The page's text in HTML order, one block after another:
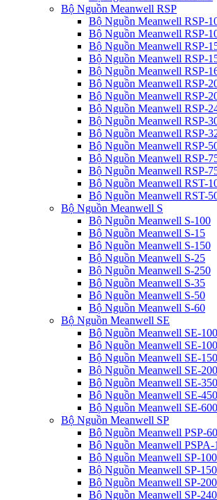
Bộ Nguồn Meanwell RSP
Bộ Nguồn Meanwell RSP-
Bộ Nguồn Meanwell RSP-
Bộ Nguồn Meanwell RSP-
Bộ Nguồn Meanwell RSP-
Bộ Nguồn Meanwell RSP-
Bộ Nguồn Meanwell RSP-
Bộ Nguồn Meanwell RSP-
Bộ Nguồn Meanwell RSP-
Bộ Nguồn Meanwell RSP-
Bộ Nguồn Meanwell RSP-
Bộ Nguồn Meanwell RSP-
Bộ Nguồn Meanwell RSP-
Bộ Nguồn Meanwell RSP-
Bộ Nguồn Meanwell RST-
Bộ Nguồn Meanwell RST-
Bộ Nguồn Meanwell S
Bộ Nguồn Meanwell S-100
Bộ Nguồn Meanwell S-15
Bộ Nguồn Meanwell S-150
Bộ Nguồn Meanwell S-25
Bộ Nguồn Meanwell S-250
Bộ Nguồn Meanwell S-35
Bộ Nguồn Meanwell S-50
Bộ Nguồn Meanwell S-60
Bộ Nguồn Meanwell SE
Bộ Nguồn Meanwell SE-100
Bộ Nguồn Meanwell SE-
Bộ Nguồn Meanwell SE-
Bộ Nguồn Meanwell SE-200
Bộ Nguồn Meanwell SE-350
Bộ Nguồn Meanwell SE-450
Bộ Nguồn Meanwell SE-600
Bộ Nguồn Meanwell SP
Bộ Nguồn Meanwell PSP-
Bộ Nguồn Meanwell PSPA-
Bộ Nguồn Meanwell SP-100
Bộ Nguồn Meanwell SP-150
Bộ Nguồn Meanwell SP-200
Bộ Nguồn Meanwell SP-240